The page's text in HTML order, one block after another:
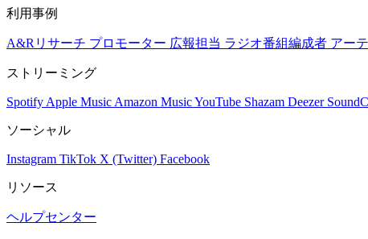
利用事例
A&Rリサーチ プロモーター 広報担当 ラジオ番組編成者 アー
ストリーミング
Spotify Apple Music Amazon MusicYouTube Shazam Deezer
ソーシャル
Instagram TikTok X (Twitter) Facebook
リソース
ヘルプセンター